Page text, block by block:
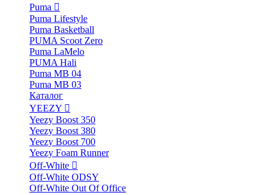
Puma
Puma Lifestyle
Puma Basketball
PUMA Scoot Zero
Puma LaMelo
PUMA Hali
Puma MB 04
Puma MB 03
Каталог
YEEZY
Yeezy Boost 350
Yeezy Boost 380
Yeezy Boost 700
Yeezy Foam Runner
Off-White
Off-White ODSY
Off-White Out Of Office